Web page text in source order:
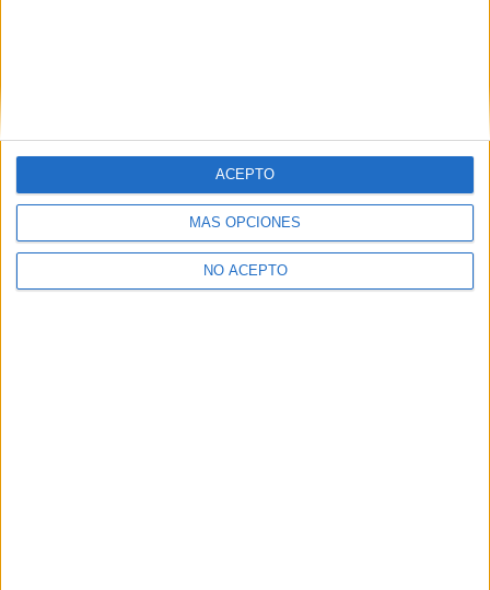
MÁS OPCIONES
NO ACEPTO
ACEPTO
Y como regalo de agradecimiento, por registrarte te daremos
gratis una copia de nuestro ebook con 100 consejos para tu
primer año de universidad